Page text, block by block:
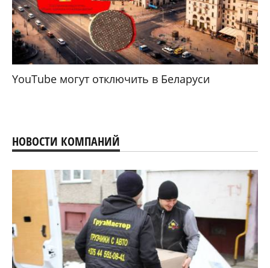
YouTube могут отключить в Беларуси
НОВОСТИ КОМПАНИЙ